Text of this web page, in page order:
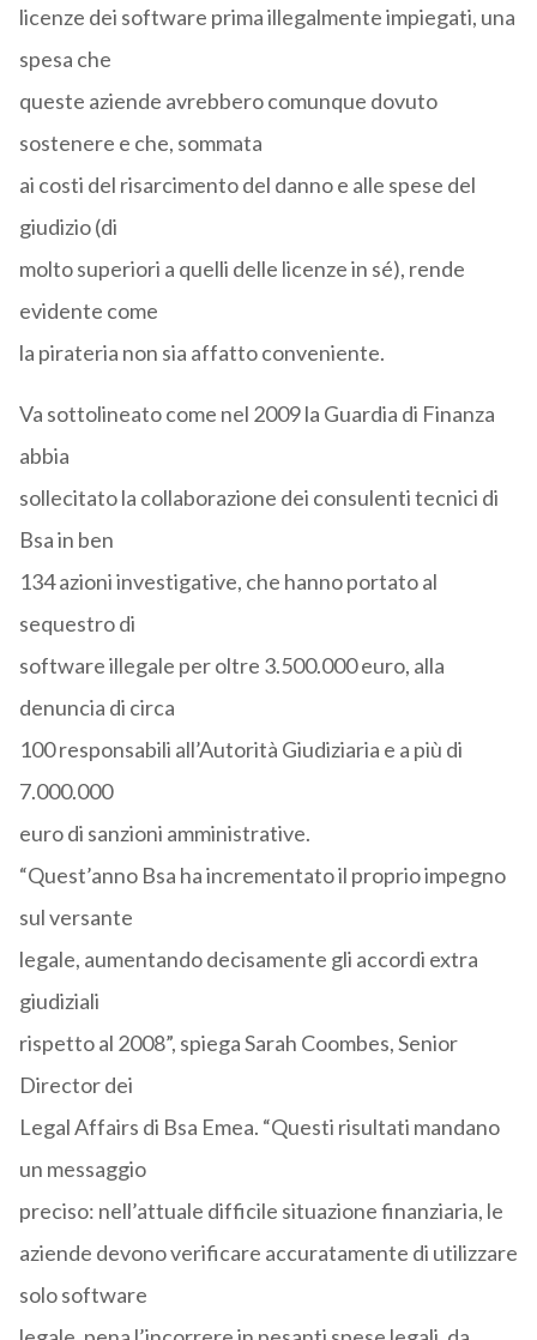
licenze dei software prima illegalmente impiegati, una
spesa che
queste aziende avrebbero comunque dovuto
sostenere e che, sommata
ai costi del risarcimento del danno e alle spese del
giudizio (di
molto superiori a quelli delle licenze in sé), rende
evidente come
la pirateria non sia affatto conveniente.
Va sottolineato come nel 2009 la Guardia di Finanza
abbia
sollecitato la collaborazione dei consulenti tecnici di
Bsa in ben
134 azioni investigative, che hanno portato al
sequestro di
software illegale per oltre 3.500.000 euro, alla
denuncia di circa
100 responsabili all’Autorità Giudiziaria e a più di
7.000.000
euro di sanzioni amministrative.
“Quest’anno Bsa ha incrementato il proprio impegno
sul versante
legale, aumentando decisamente gli accordi extra
giudiziali
rispetto al 2008”, spiega Sarah Coombes, Senior
Director dei
Legal Affairs di Bsa Emea. “Questi risultati mandano
un messaggio
preciso: nell’attuale difficile situazione finanziaria, le
aziende devono verificare accuratamente di utilizzare
solo software